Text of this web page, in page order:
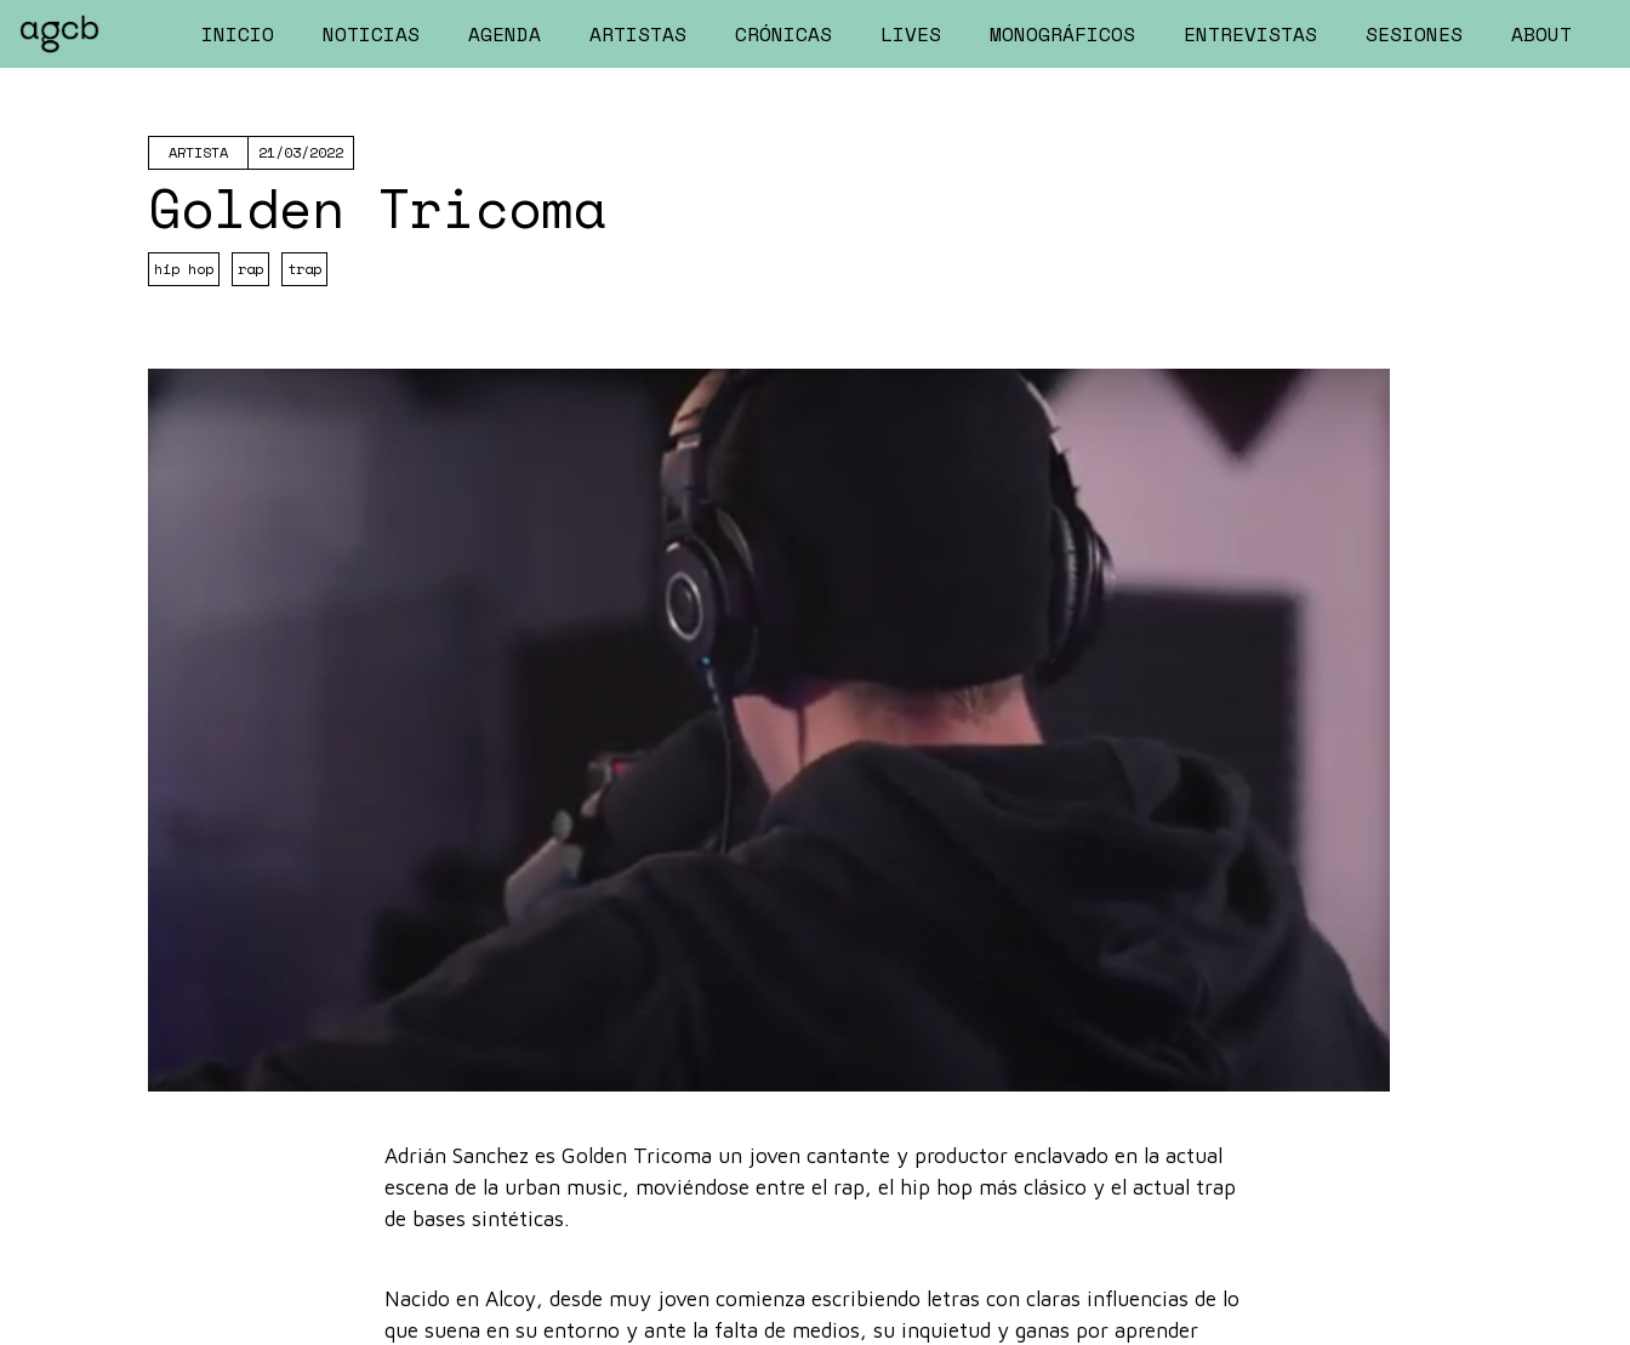
INICIO NOTICIAS AGENDA ARTISTAS CRÓNICAS LIVES MONOGRÁFICOS ENTREVISTAS SESIONES ABOUT
ARTISTA 21/03/2022
Golden Tricoma
hip hop rap trap
Adrián Sanchez es Golden Tricoma un joven cantante y productor enclavado en la actual
escena de la urban music, moviéndose entre el rap, el hip hop más clásico y el actual trap
de bases sintéticas.
Nacido en Alcoy, desde muy joven comienza escribiendo letras con claras influencias de lo
que suena en su entorno y ante la falta de medios, su inquietud y ganas por aprender